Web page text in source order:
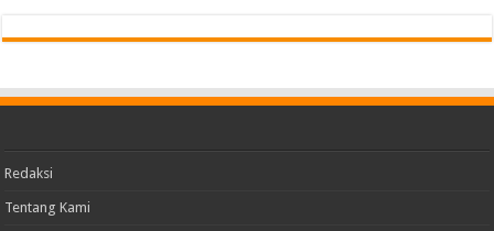
Redaksi
Tentang Kami